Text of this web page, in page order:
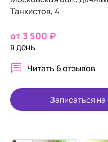
Танкистов, 4
от 3 500 ₽
в день
Читать 6 отзывов
Записаться